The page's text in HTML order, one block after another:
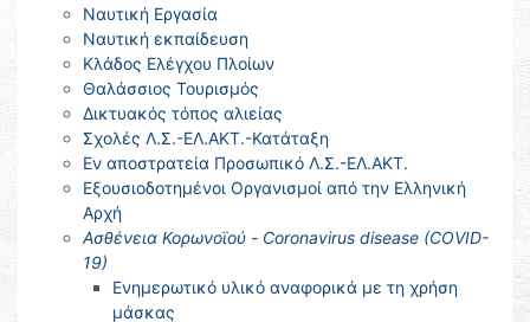
Ναυτική Εργασία
Ναυτική εκπαίδευση
Κλάδος Ελέγχου Πλοίων
Θαλάσσιος Τουρισμός
Δικτυακός τόπος αλιείας
Σχολές Λ.Σ.-ΕΛ.ΑΚΤ.-Κατάταξη
Εν αποστρατεία Προσωπικό Λ.Σ.-ΕΛ.ΑΚΤ.
Εξουσιοδοτημένοι Οργανισμοί από την Ελληνική
Αρχή
Ασθένεια Κορωνοϊού - Coronavirus disease (COVID-
19)
Ενημερωτικό υλικό αναφορικά με τη χρήση
μάσκας